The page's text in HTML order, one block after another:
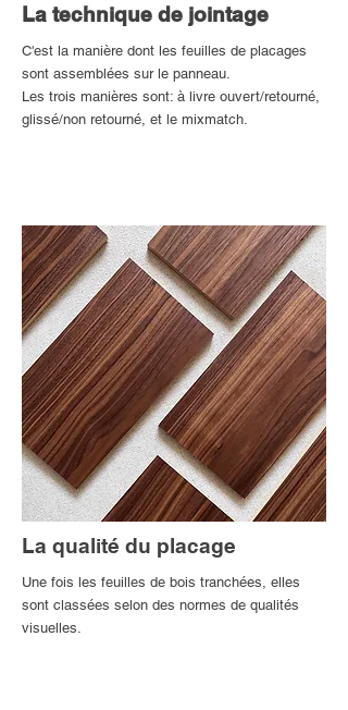
La technique de jointage
C'est la manière dont les feuilles de placages
sont assemblées sur le panneau.
Les trois manières sont: à livre ouvert/retourné,
glissé/non retourné, et le mixmatch.
La qualité du placage
Une fois les feuilles de bois tranchées, elles
sont classées selon des normes de qualités
visuelles.